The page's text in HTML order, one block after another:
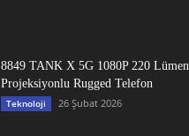
8849 TANK X 5G 1080P 220 Lümen
Projeksiyonlu Rugged Telefon
Teknoloji 26 Şubat 2026